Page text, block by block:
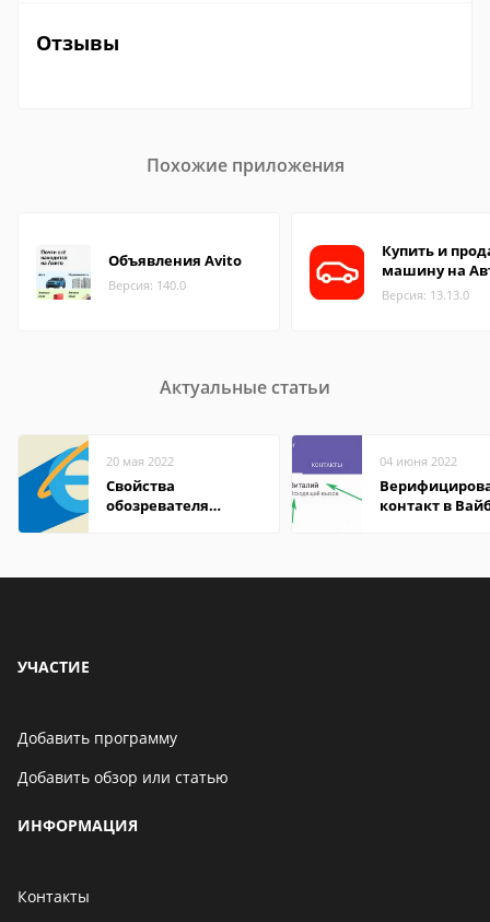
Отзывы
Похожие приложения
Объявления Avito
Версия: 140.0
Купить и
машину на
Версия: 13.13.0
Актуальные статьи
20 мая 2022
Свойства
обозревателя
04 июня 2022
контакт в
УЧАСТИЕ
Добавить программу
Добавить обзор или статью
ИНФОРМАЦИЯ
Контакты